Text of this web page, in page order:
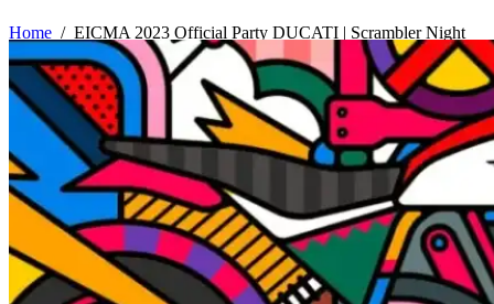
Home / EICMA 2023 Official Party DUCATI | Scrambler Night
Out | INGRESSO OMAGGIO su Accredito | DjSet